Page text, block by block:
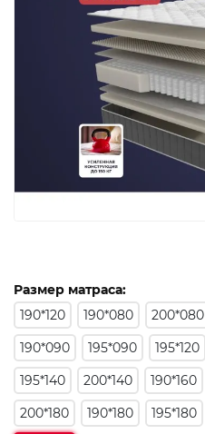
Размер матраса:
190*120
190*080 200*080
190*090
195*090 195*120
195*140
200*140 190*160
200*180
190*180 195*180